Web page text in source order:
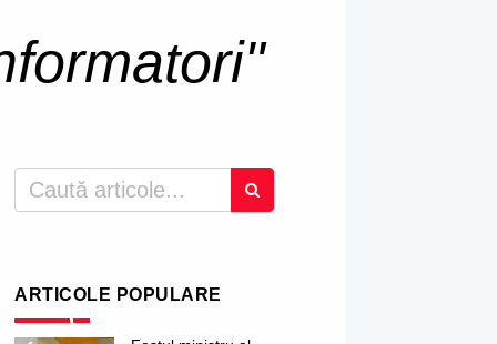
ARTICOLE POPULARE